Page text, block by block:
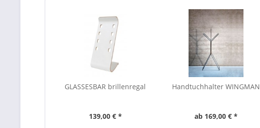
GLASSESBAR brillenregal
139,00 € *
Handtuchhalter WINGMAN
ab 169,00 € *